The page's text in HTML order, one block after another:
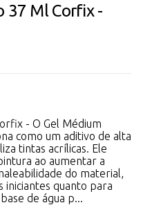
37 Ml Corfix -
- O Gel Médium
como um aditivo de alta
tintas acrílicas. Ele
ao aumentar a
do material,
iniciantes quanto para
de água p...